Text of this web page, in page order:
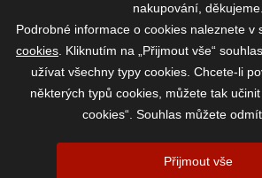
2026 ©www.vase-krmivo.cz- Tomáš Kroupa e-
Brno-venkov, IČ: 75785439
nakupování, děkujeme.
Podrobné informace o cookies naleznete v
cookies . Kliknutím na „Přijmout vše“
užívat všechny typy cookies. Chcete-li
některých typů cookies, můžete tak
cookies“. Souhlas můžete
Přijmout vše